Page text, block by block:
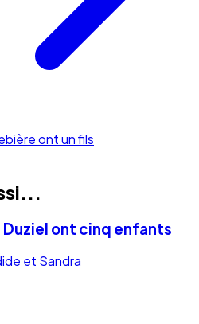
ont un fils
ont cinq enfants
et Sandra